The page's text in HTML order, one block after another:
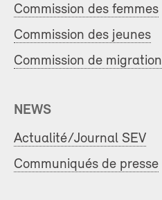
Commission des femmes
Commission des jeunes
Commission de migration
NEWS
Actualité/Journal SEV
Communiqués de presse